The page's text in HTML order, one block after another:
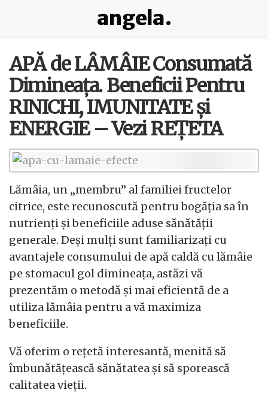
angela.
APĂ de LÂMÂIE Consumată
Dimineața. Beneficii Pentru
RINICHI, IMUNITATE și
ENERGIE – Vezi REȚETA
Lămâia, un „membru” al familiei fructelor
citrice, este recunoscută pentru bogăția sa în
nutrienți și beneficiile aduse sănătății
generale. Deși mulți sunt familiarizați cu
avantajele consumului de apă caldă cu lămâie
pe stomacul gol dimineața, astăzi vă
prezentăm o metodă și mai eficientă de a
utiliza lămâia pentru a vă maximiza
beneficiile.
Vă oferim o rețetă interesantă, menită să
îmbunătățească sănătatea și să sporească
calitatea vieții.